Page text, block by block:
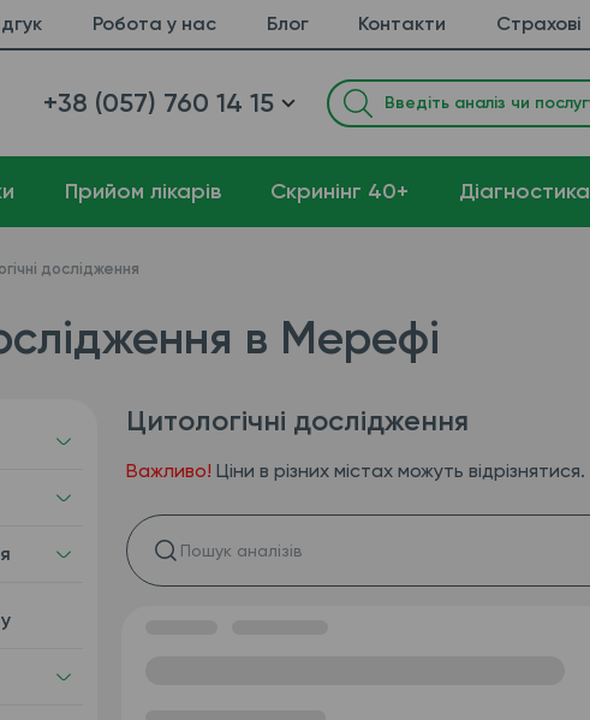
Робота у нас Блог Контакти Страхові
+38 (057) 760 14 15
Прийом лікарів Cкринінг 40+ Діагностика
дослідження
в Мерефі
Цитологічні дослідження
Важливо! Ціни в різних містах можуть відрізнятися.